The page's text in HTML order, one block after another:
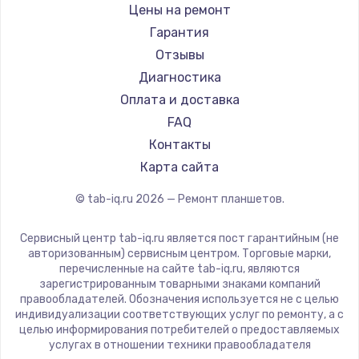
Замена камеры ноутбука
950 руб.
Заказать
Замена петель
1050 руб.
Заказать
800 руб.
Заказать
Замена материнской платы
1395 руб.
BlackView
Amazon
Aquarius
Philips
Dell
HP
Getac
ZTE
CHUWI
Цены на ремонт
Гарантия
Отзывы
Диагностика
Оплата и доставка
FAQ
Контакты
Карта сайта
© tab-iq.ru 2026 — Ремонт планшетов.
Сервисный центр tab-iq.ru является пост гарантийным (не
авторизованным) сервисным центром. Торговые марки,
перечисленные на сайте tab-iq.ru, являются
зарегистрированным товарными знаками компаний
правообладателей. Обозначения используется не с целью
индивидуализации соответствующих услуг по ремонту, а с
целью информирования потребителей о предоставляемых
услугах в отношении техники правообладателя